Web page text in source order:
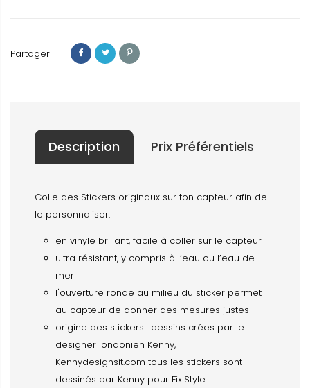
Partager
Description Prix Préférentiels
Colle des Stickers originaux sur ton capteur afin de
le personnaliser.
en vinyle brillant, facile à coller sur le capteur
ultra résistant, y compris à l’eau ou l’eau de
mer
l'ouverture ronde au milieu du sticker permet
au capteur de donner des mesures justes
origine des stickers : dessins crées par le
designer londonien Kenny,
Kennydesignsit.com tous les stickers sont
dessinés par Kenny pour Fix'Style